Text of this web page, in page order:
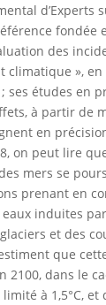
d’Experts
fondée
des
climatique », en
ses études en
à partir de
en
on peut lire
mers se
prenant en
induites
et des
que
2100, dans le
à 1,5°C, et